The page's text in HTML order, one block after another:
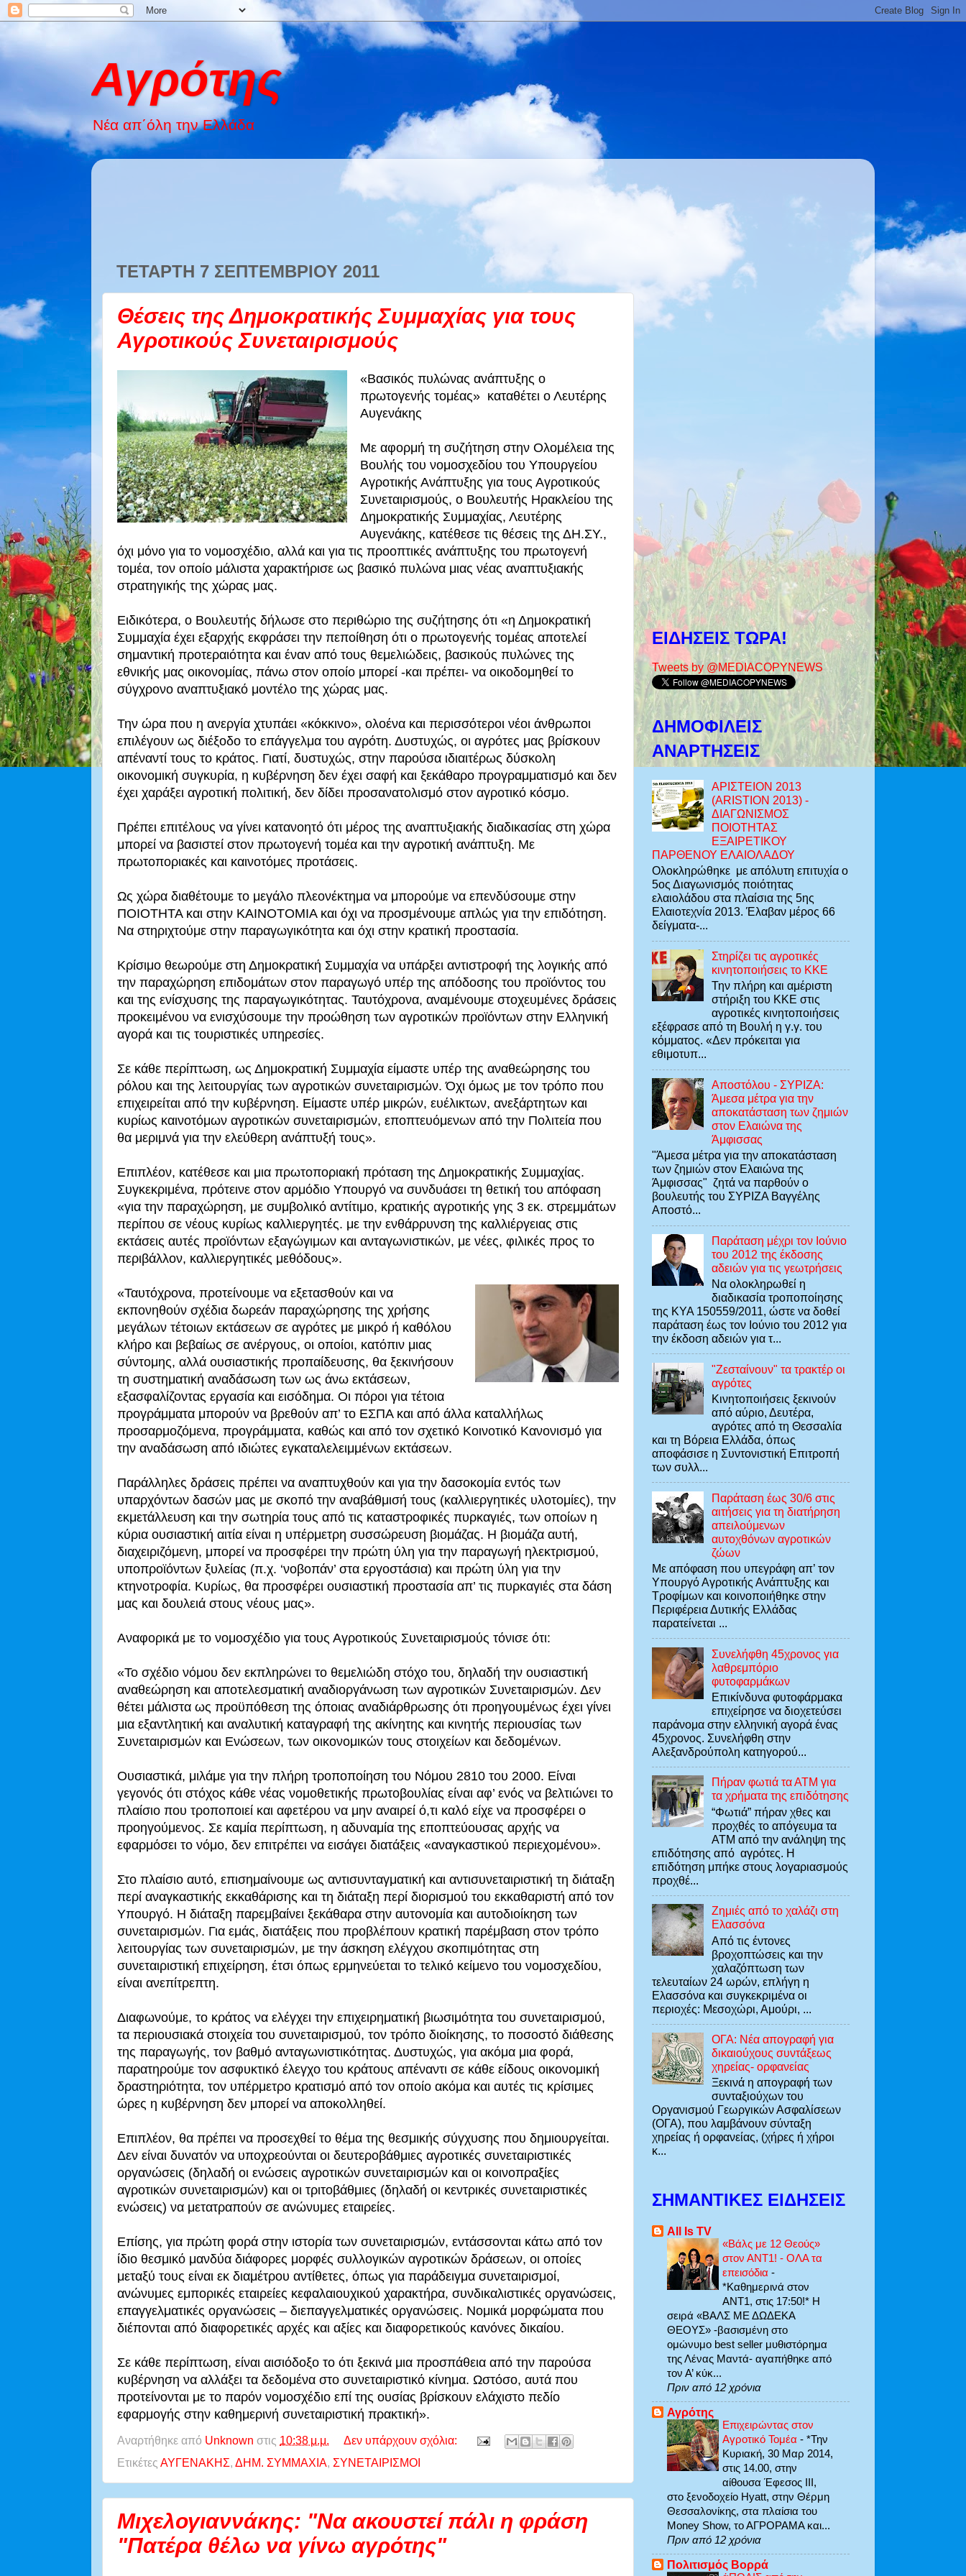
Αγρότης
Νέα απ΄όλη την Ελλάδα
ΤΕΤΆΡΤΗ 7 ΣΕΠΤΕΜΒΡΊΟΥ 2011
Θέσεις της Δημοκρατικής Συμμαχίας για τους
Αγροτικούς Συνεταιρισμούς
«Βασικός πυλώνας ανάπτυξης ο
πρωτογενής τομέας» καταθέτει ο Λευτέρης
Αυγενάκης
Με αφορμή τη συζήτηση στην Ολομέλεια της
Βουλής του νομοσχεδίου του Υπουργείου
Αγροτικής Ανάπτυξης για τους Αγροτικούς
Συνεταιρισμούς, ο Βουλευτής Ηρακλείου της
Δημοκρατικής Συμμαχίας, Λευτέρης
Αυγενάκης, κατέθεσε τις θέσεις της ΔΗ.ΣΥ.,
όχι μόνο για το νομοσχέδιο, αλλά και για τις προοπτικές ανάπτυξης του πρωτογενή
τομέα, τον οποίο μάλιστα χαρακτήρισε ως βασικό πυλώνα μιας νέας αναπτυξιακής
στρατηγικής της χώρας μας.
Ειδικότερα, ο Βουλευτής δήλωσε στο περιθώριο της συζήτησης ότι «η Δημοκρατική
Συμμαχία έχει εξαρχής εκφράσει την πεποίθηση ότι ο πρωτογενής τομέας αποτελεί
σημαντική προτεραιότητα και έναν από τους θεμελιώδεις, βασικούς πυλώνες της
εθνικής μας οικονομίας, πάνω στον οποίο μπορεί -και πρέπει- να οικοδομηθεί το
σύγχρονο αναπτυξιακό μοντέλο της χώρας μας.
Την ώρα που η ανεργία χτυπάει «κόκκινο», ολοένα και περισσότεροι νέοι άνθρωποι
επιλέγουν ως διέξοδο το επάγγελμα του αγρότη. Δυστυχώς, οι αγρότες μας βρίσκουν
απέναντί τους το κράτος. Γιατί, δυστυχώς, στην παρούσα ιδιαιτέρως δύσκολη
οικονομική συγκυρία, η κυβέρνηση δεν έχει σαφή και ξεκάθαρο προγραμματισμό και δεν
έχει χαράξει αγροτική πολιτική, δεν δίδει προσανατολισμό στον αγροτικό κόσμο.
Πρέπει επιτέλους να γίνει κατανοητό ότι μέρος της αναπτυξιακής διαδικασίας στη χώρα
μπορεί να βασιστεί στον πρωτογενή τομέα και την αγροτική ανάπτυξη. Με
πρωτοποριακές και καινοτόμες προτάσεις.
Ως χώρα διαθέτουμε το μεγάλο πλεονέκτημα να μπορούμε να επενδύσουμε στην
ΠΟΙΟΤΗΤΑ και στην ΚΑΙΝΟΤΟΜΙΑ και όχι να προσμένουμε απλώς για την επιδότηση.
Να στηριχτούμε στην παραγωγικότητα και όχι στην κρατική προστασία.
Κρίσιμο θεωρούμε στη Δημοκρατική Συμμαχία να υπάρξει αντιστροφή της λογικής από
την παραχώρηση επιδομάτων στον παραγωγό υπέρ της απόδοσης του προϊόντος του
και της ενίσχυσης της παραγωγικότητας. Ταυτόχρονα, αναμένουμε στοχευμένες δράσεις
προκειμένου να ενισχύσουμε την προώθηση των αγροτικών προϊόντων στην Ελληνική
αγορά και τις τουριστικές υπηρεσίες.
Σε κάθε περίπτωση, ως Δημοκρατική Συμμαχία είμαστε υπέρ της αναθεώρησης του
ρόλου και της λειτουργίας των αγροτικών συνεταιρισμών. Όχι όμως με τον τρόπο που
επιχειρείται από την κυβέρνηση. Είμαστε υπέρ μικρών, ευέλικτων, ανεξάρτητων και
κυρίως καινοτόμων αγροτικών συνεταιρισμών, εποπτευόμενων από την Πολιτεία που
θα μεριμνά για την ελεύθερη ανάπτυξή τους».
Επιπλέον, κατέθεσε και μια πρωτοποριακή πρόταση της Δημοκρατικής Συμμαχίας.
Συγκεκριμένα, πρότεινε στον αρμόδιο Υπουργό να συνδυάσει τη θετική του απόφαση
«για την παραχώρηση, με συμβολικό αντίτιμο, κρατικής αγροτικής γης 3 εκ. στρεμμάτων
περίπου σε νέους κυρίως καλλιεργητές. με την ενθάρρυνση της καλλιέργειας στις
εκτάσεις αυτές προϊόντων εξαγώγιμων και ανταγωνιστικών, με νέες, φιλικές προς το
περιβάλλον, καλλιεργητικές μεθόδους».
«Ταυτόχρονα, προτείνουμε να εξετασθούν και να
εκπονηθούν σχέδια δωρεάν παραχώρησης της χρήσης
μεγάλων τέτοιων εκτάσεων σε αγρότες με μικρό ή καθόλου
κλήρο και βεβαίως σε ανέργους, οι οποίοι, κατόπιν μιας
σύντομης, αλλά ουσιαστικής προπαίδευσης, θα ξεκινήσουν
τη συστηματική αναδάσωση των ως άνω εκτάσεων,
εξασφαλίζοντας εργασία και εισόδημα. Οι πόροι για τέτοια
προγράμματα μπορούν να βρεθούν απ’ το ΕΣΠΑ και από άλλα καταλλήλως
προσαρμοζόμενα, προγράμματα, καθώς και από τον σχετικό Κοινοτικό Κανονισμό για
την αναδάσωση από ιδιώτες εγκαταλελειμμένων εκτάσεων.
Παράλληλες δράσεις πρέπει να αναπτυχθούν και για την δασοκομία εντός των
υπαρχόντων δασών μας με σκοπό την αναβάθμισή τους (καλλιεργητικές υλοτομίες), την
εκμετάλλευση και την σωτηρία τους από τις καταστροφικές πυρκαγιές, των οποίων η
κύρια ουσιαστική αιτία είναι η υπέρμετρη συσσώρευση βιομάζας. Η βιομάζα αυτή,
διαχειριζόμενη, μπορεί να προσφέρει την πρώτη ύλη για την παραγωγή ηλεκτρισμού,
υποπροϊόντων ξυλείας (π.χ. ‘νοβοπάν’ στα εργοστάσια) και πρώτη ύλη για την
κτηνοτροφία. Κυρίως, θα προσφέρει ουσιαστική προστασία απ’ τις πυρκαγιές στα δάση
μας και δουλειά στους νέους μας».
Αναφορικά με το νομοσχέδιο για τους Αγροτικούς Συνεταιρισμούς τόνισε ότι:
«Το σχέδιο νόμου δεν εκπληρώνει το θεμελιώδη στόχο του, δηλαδή την ουσιαστική
αναθεώρηση και αποτελεσματική αναδιοργάνωση των αγροτικών Συνεταιρισμών. Δεν
θέτει μάλιστα ως προϋπόθεση της όποιας αναδιάρθρωσης ότι προηγουμένως έχει γίνει
μια εξαντλητική και αναλυτική καταγραφή της ακίνητης και κινητής περιουσίας των
Συνεταιρισμών και Ενώσεων, των οικονομικών τους στοιχείων και δεδομένων.
Ουσιαστικά, μιλάμε για την πλήρη τροποποίηση του Νόμου 2810 του 2000. Είναι
γεγονός ότι στόχος κάθε νέας νομοθετικής πρωτοβουλίας είναι αφ’ ενός να βελτιώνει το
πλαίσιο που τροποποιεί και αφετέρου να μην αναιρεί ό,τι καλό είχε να προσφέρει ο
προηγούμενος. Σε καμία περίπτωση, η αδυναμία της εποπτεύουσας αρχής να
εφαρμόσει το νόμο, δεν επιτρέπει να εισάγει διατάξεις «αναγκαστικού περιεχομένου».
Στο πλαίσιο αυτό, επισημαίνουμε ως αντισυνταγματική και αντισυνεταιριστική τη διάταξη
περί αναγκαστικής εκκαθάρισης και τη διάταξη περί διορισμού του εκκαθαριστή από τον
Υπουργό. Η διάταξη παρεμβαίνει ξεκάθαρα στην αυτονομία και αυτοδιοίκηση των
συνεταιρισμών. Για εμάς, διατάξεις που προβλέπουν κρατική παρέμβαση στον τρόπο
λειτουργίας των συνεταιρισμών, με την άσκηση ελέγχου σκοπιμότητας στη
συνεταιριστική επιχείρηση, έτσι όπως ερμηνεύεται το τελικό κείμενο του νομοσχεδίου,
είναι ανεπίτρεπτη.
Διαφωνούμε, το κράτος να ελέγχει την επιχειρηματική βιωσιμότητα του συνεταιρισμού,
τα περιουσιακά στοιχεία του συνεταιρισμού, τον τρόπο διοίκησης, το ποσοστό διάθεσης
της παραγωγής, τον βαθμό ανταγωνιστικότητας. Δυστυχώς, για ακόμα μια φορά,
παρατηρούμε τον ασφυκτικό έλεγχο του κράτους απέναντι σε κάθε είδους οικονομική
δραστηριότητα, τον υπέρμετρο κρατισμό από τον οποίο ακόμα και αυτές τις κρίσιμες
ώρες η κυβέρνηση δεν μπορεί να αποκολληθεί.
Επιπλέον, θα πρέπει να προσεχθεί το θέμα της θεσμικής σύγχυσης που δημιουργείται.
Δεν είναι δυνατόν να υποχρεούνται οι δευτεροβάθμιες αγροτικές συνεταιριστικές
οργανώσεις (δηλαδή οι ενώσεις αγροτικών συνεταιρισμών και οι κοινοπραξίες
αγροτικών συνεταιρισμών) και οι τριτοβάθμιες (δηλαδή οι κεντρικές συνεταιριστικές
ενώσεις) να μετατραπούν σε ανώνυμες εταιρείες.
Επίσης, για πρώτη φορά στην ιστορία των συνεταιρισμών, εντάσσονται κάτω από τον
ίδιο θεσμικό μανδύα διάφορες μορφές συλλογικών αγροτικών δράσεων, οι οποίες
μεταξύ τους είναι εκ διαμέτρου αντίθετες, όπως για παράδειγμα συνεταιρισμοί,
ανώνυμες εμπορικές εταιρείες κεφαλαιουχικού χαρακτήρα, συνδικαλιστικές οργανώσεις,
επαγγελματικές οργανώσεις – διεπαγγελματικές οργανώσεις. Νομικά μορφώματα που
διέπονται από διαφορετικές αρχές και αξίες και διαφορετικούς κανόνες δικαίου.
Σε κάθε περίπτωση, είναι αισιόδοξο το ότι ξεκινά μια προσπάθεια από την παρούσα
κυβέρνηση να αλλάξει τα δεδομένα στο συνεταιριστικό κίνημα. Ωστόσο, αυτά που
προτείνονται με το παρόν νομοσχέδιο επί της ουσίας βρίσκουν ελάχιστο πεδίο
εφαρμογής στην καθημερινή συνεταιριστική πρακτική».
Αναρτήθηκε από Unknown στις 10:38 μ.μ.
Δεν υπάρχουν σχόλια:
Ετικέτες ΑΥΓΕΝΑΚΗΣ, ΔΗΜ. ΣΥΜΜΑΧΙΑ, ΣΥΝΕΤΑΙΡΙΣΜΟΙ
Μιχελογιαννάκης: "Να ακουστεί πάλι η φράση
"Πατέρα θέλω να γίνω αγρότης"
ΕΙΔΉΣΕΙΣ ΤΏΡΑ!
Tweets by @MEDIACOPYNEWS
ΔΗΜΟΦΙΛΕΊΣ
ΑΝΑΡΤΉΣΕΙΣ
ΑΡΙΣΤΕΙΟΝ 2013
(ARISTION 2013) -
ΔΙΑΓΩΝΙΣΜΟΣ
ΠΟΙΟΤΗΤΑΣ
ΕΞΑΙΡΕΤΙΚΟΥ
ΠΑΡΘΕΝΟΥ ΕΛΑΙΟΛΑΔΟΥ
Ολοκληρώθηκε με απόλυτη επιτυχία ο
5ος Διαγωνισμός ποιότητας
ελαιολάδου στα πλαίσια της 5ης
Ελαιοτεχνία 2013. Έλαβαν μέρος 66
δείγματα-...
Στηρίζει τις αγροτικές
κινητοποιήσεις το ΚΚΕ
Την πλήρη και αμέριστη
στήριξη του ΚΚΕ στις
αγροτικές κινητοποιήσεις
εξέφρασε από τη Βουλή η γ.γ. του
κόμματος. «Δεν πρόκειται για
εθιμοτυπ...
Αποστόλου - ΣΥΡΙΖΑ:
Άμεσα μέτρα για την
αποκατάσταση των ζημιών
στον Ελαιώνα της
Άμφισσας
"Άμεσα μέτρα για την αποκατάσταση
των ζημιών στον Ελαιώνα της
Άμφισσας" ζητά να παρθούν ο
βουλευτής του ΣΥΡΙΖΑ Βαγγέλης
Αποστό...
Παράταση μέχρι τον Ιούνιο
του 2012 της έκδοσης
αδειών για τις γεωτρήσεις
Να ολοκληρωθεί η
διαδικασία τροποποίησης
της ΚΥΑ 150559/2011, ώστε να δοθεί
παράταση έως τον Ιούνιο του 2012 για
την έκδοση αδειών για τ...
"Ζεσταίνουν" τα τρακτέρ οι
αγρότες
Κινητοποιήσεις ξεκινούν
από αύριο, Δευτέρα,
αγρότες από τη Θεσσαλία
και τη Βόρεια Ελλάδα, όπως
αποφάσισε η Συντονιστική Επιτροπή
των συλλ...
Παράταση έως 30/6 στις
αιτήσεις για τη διατήρηση
απειλούμενων
αυτοχθόνων αγροτικών
ζώων
Με απόφαση που υπεγράφη απ’ τον
Υπουργό Αγροτικής Ανάπτυξης και
Τροφίμων και κοινοποιήθηκε στην
Περιφέρεια Δυτικής Ελλάδας
παρατείνεται ...
Συνελήφθη 45χρονος για
λαθρεμπόριο
φυτοφαρμάκων
Επικίνδυνα φυτοφάρμακα
επιχείρησε να διοχετεύσει
παράνομα στην ελληνική αγορά ένας
45χρονος. Συνελήφθη στην
Αλεξανδρούπολη κατηγορού...
Πήραν φωτιά τα ΑΤΜ για
τα χρήματα της επιδότησης
“Φωτιά” πήραν χθες και
προχθές το απόγευμα τα
ΑΤΜ από την ανάληψη της
επιδότησης από αγρότες. Η
επιδότηση μπήκε στους λογαριασμούς
προχθέ...
Ζημιές από το χαλάζι στη
Ελασσόνα
Από τις έντονες
βροχοπτώσεις και την
χαλαζόπτωση των
τελευταίων 24 ωρών, επλήγη η
Ελασσόνα και συγκεκριμένα οι
περιοχές: Mεσοχώρι, Αμούρι, ...
ΟΓΑ: Νέα απογραφή για
δικαιούχους συντάξεως
χηρείας- ορφανείας
Ξεκινά η απογραφή των
συνταξιούχων του
Οργανισμού Γεωργικών Ασφαλίσεων
(ΟΓΑ), που λαμβάνουν σύνταξη
χηρείας ή ορφανείας, (χήρες ή χήροι
κ...
ΣΗΜΑΝΤΙΚΈΣ ΕΙΔΉΣΕΙΣ
All Is TV
«Βάλς με 12 Θεούς»
στον ΑΝΤ1! - ΟΛΑ τα
επεισόδια -
*Καθημερινά στον
ΑΝΤ1, στις 17:50!* Η
σειρά «ΒΑΛΣ ΜΕ ΔΩΔΕΚΑ
ΘΕΟΥΣ» -βασισμένη στο
ομώνυμο best seller μυθιστόρημα
της Λένας Μαντά- αγαπήθηκε από
τον Α’ κύκ...
Πριν από 12 χρόνια
Αγρότης
Επιχειρώντας στον
Αγροτικό Τομέα - *Την
Κυριακή, 30 Μαρ 2014,
στις 14.00, στην
αίθουσα Έφεσος ΙΙΙ,
στο ξενοδοχείο Hyatt, στην Θέρμη
Θεσσαλονίκης, στα πλαίσια του
Money Show, το ΑΓΡΟΡΑΜΑ και...
Πριν από 12 χρόνια
Πολιτισμός Βορρά